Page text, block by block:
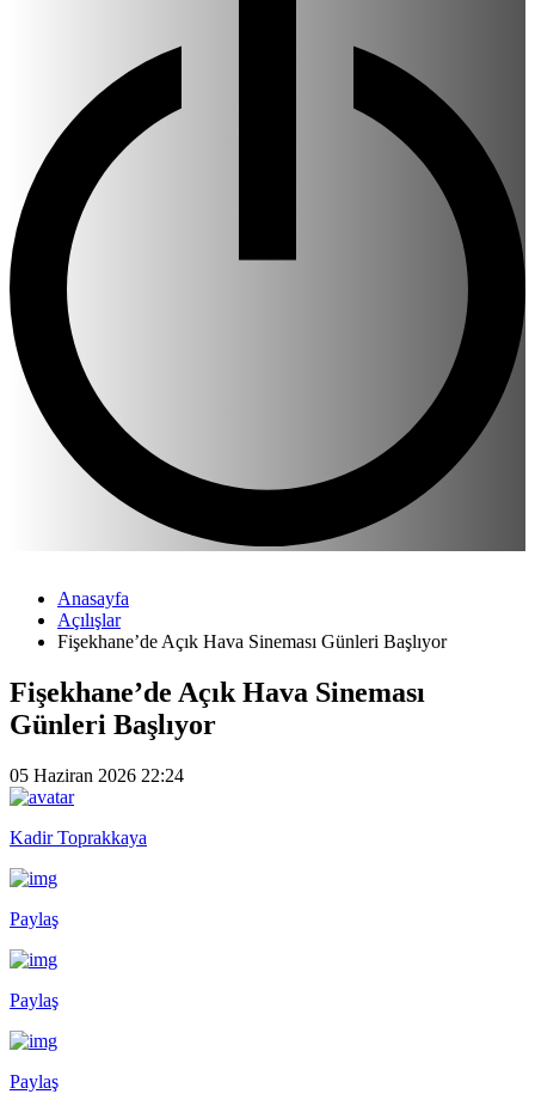
Anasayfa
Açılışlar
Fişekhane’de Açık Hava Sineması Günleri Başlıyor
Fişekhane’de Açık Hava Sineması
Günleri Başlıyor
05 Haziran 2026 22:24
Kadir Toprakkaya
Paylaş
Paylaş
Paylaş